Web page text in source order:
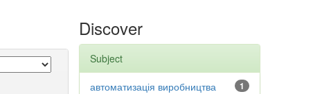
Discover
Subject
1
автоматизація виробництва